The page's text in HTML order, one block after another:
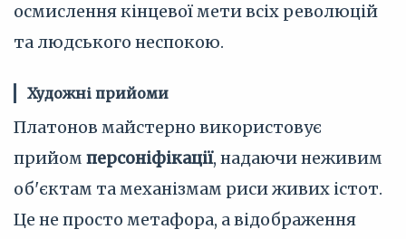
осмислення кінцевої мети всіх революцій
та людського неспокою.
Художні прийоми
Платонов майстерно використовує
прийом персоніфікації, надаючи неживим
об'єктам та механізмам риси живих істот.
Це не просто метафора, а відображення